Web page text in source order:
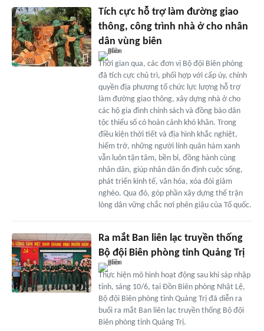
Tích cực hỗ trợ làm đường giao
thông, công trình nhà ở cho nhân
dân vùng biên
Thời gian qua, các đơn vị Bộ đội Biên phòng
đã tích cực chủ trì, phối hợp với cấp ủy, chính
quyền địa phương tổ chức lực lượng hỗ trợ
làm đường giao thông, xây dựng nhà ở cho
các hộ gia đình chính sách và đồng bào dân
tộc thiểu số có hoàn cảnh khó khăn. Trong
điều kiện thời tiết và địa hình khắc nghiệt,
hiểm trở, những người lính quân hàm xanh
vẫn luôn tận tâm, bền bỉ, đồng hành cùng
nhân dân, giúp nhân dân ổn định cuộc sống,
phát triển kinh tế, văn hóa, xóa đói giảm
nghèo. Qua đó, góp phần xây dựng thế trận
lòng dân vững chắc nơi phên giậu của Tổ quốc.
Ra mắt Ban liên lạc truyền thống
Bộ đội Biên phòng tỉnh Quảng Trị
Thực hiện mô hình hoạt động sau khi sáp nhập
tỉnh, sáng 10/6, tại Đồn Biên phòng Nhật Lệ,
Bộ đội Biên phòng tỉnh Quảng Trị đã diễn ra
buổi ra mắt Ban liên lạc truyền thống Bộ đội
Biên phòng tỉnh Quảng Trị.